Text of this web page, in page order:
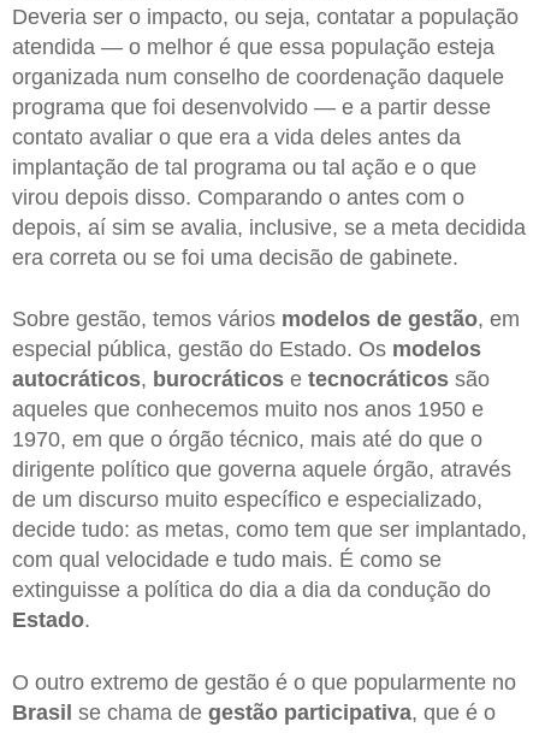
Deveria ser o impacto, ou seja, contatar a população
atendida — o melhor é que essa população esteja
organizada num conselho de coordenação daquele
programa que foi desenvolvido — e a partir desse
contato avaliar o que era a vida deles antes da
implantação de tal programa ou tal ação e o que
virou depois disso. Comparando o antes com o
depois, aí sim se avalia, inclusive, se a meta decidida
era correta ou se foi uma decisão de gabinete.
Sobre gestão, temos vários modelos de gestão, em
especial pública, gestão do Estado. Os modelos
autocráticos, burocráticos e tecnocráticos são
aqueles que conhecemos muito nos anos 1950 e
1970, em que o órgão técnico, mais até do que o
dirigente político que governa aquele órgão, através
de um discurso muito específico e especializado,
decide tudo: as metas, como tem que ser implantado,
com qual velocidade e tudo mais. É como se
extinguisse a política do dia a dia da condução do
Estado.
O outro extremo de gestão é o que popularmente no
Brasil se chama de gestão participativa, que é o